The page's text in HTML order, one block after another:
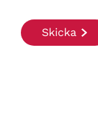
Search